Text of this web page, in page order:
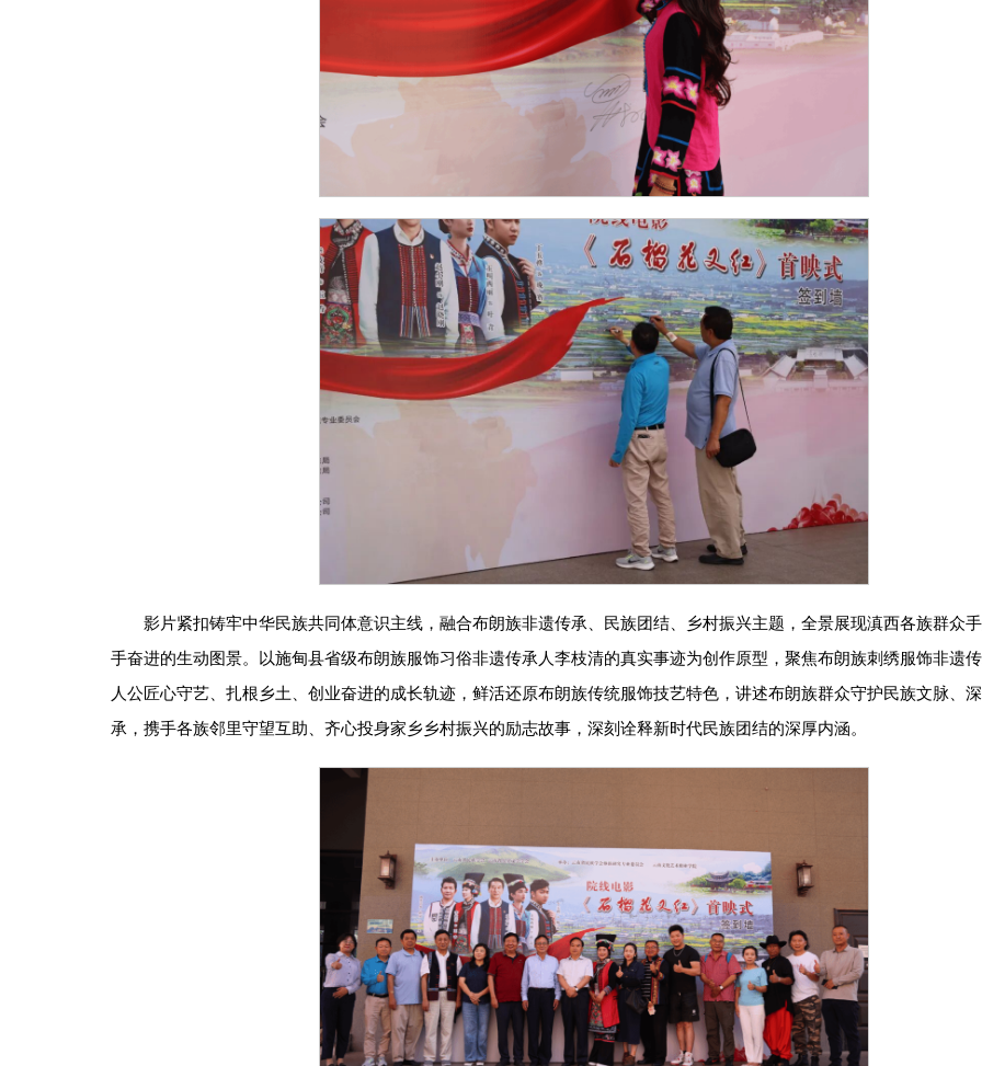
影片紧扣铸牢中华民族共同体意识主线，融合布朗族非遗传承、民族团结、乡村振兴主题，全景展现滇西各族群众
手奋进的生动图景。以施甸县省级布朗族服饰习俗非遗传承人李枝清的真实事迹为创作原型，聚焦布朗族刺绣服饰非遗
人公匠心守艺、扎根乡土、创业奋进的成长轨迹，鲜活还原布朗族传统服饰技艺特色，讲述布朗族群众守护民族文脉、
承，携手各族邻里守望互助、齐心投身家乡乡村振兴的励志故事，深刻诠释新时代民族团结的深厚内涵。